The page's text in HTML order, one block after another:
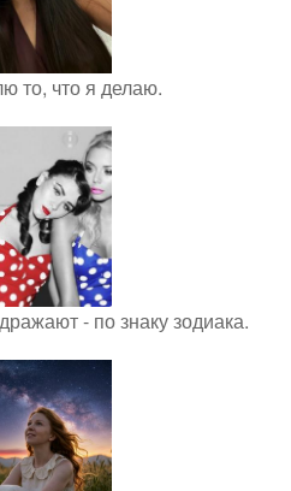
то, что я делаю.
- по знаку зодиака.